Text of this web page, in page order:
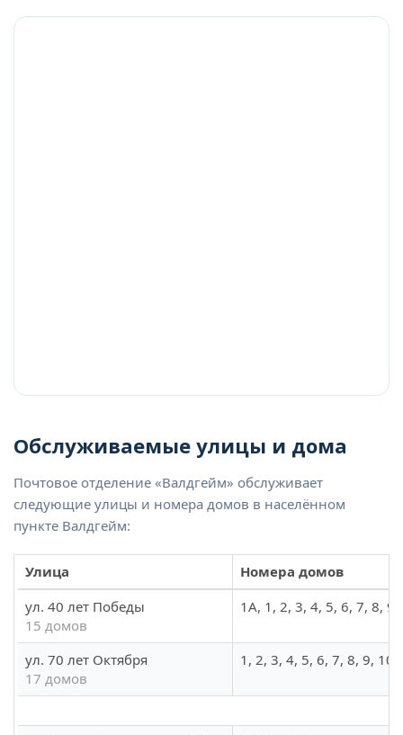
Обслуживаемые улицы и дома
Почтовое отделение «Валдгейм» обслуживает
следующие улицы и номера домов в населённом
пункте Валдгейм:
Улица
Номера домов
ул. 40 лет Победы
15 домов
1А, 1, 2, 3, 4, 5, 6, 7, 8,
ул. 70 лет Октября
17 домов
1, 2, 3, 4, 5, 6, 7, 8, 9,